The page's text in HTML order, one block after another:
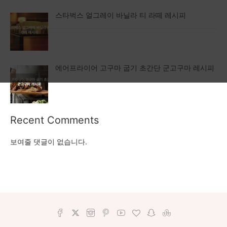
스타벅스 얼그레이 바닐라 티 라떼 레시피
에어프라이어 고구마 굽기 초간단 군고구마 레시피
Recent Comments
보여줄 댓글이 없습니다.